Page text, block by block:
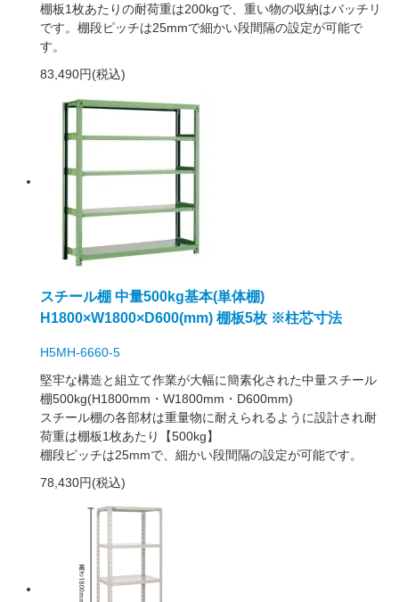
棚板1枚あたりの耐荷重は200kgで、重い物の収納はバッチリ
です。棚段ピッチは25mmで細かい段間隔の設定が可能で
す。
83,490円(税込)
スチール棚 中量500kg基本(単体棚)
H1800×W1800×D600(mm) 棚板5枚 ※柱芯寸法
H5MH-6660-5
堅牢な構造と組立て作業が大幅に簡素化された中量スチール
棚500kg(H1800mm・W1800mm・D600mm)
スチール棚の各部材は重量物に耐えられるように設計され耐
荷重は棚板1枚あたり【500kg】
棚段ピッチは25mmで、細かい段間隔の設定が可能です。
78,430円(税込)